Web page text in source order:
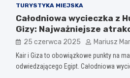
TURYSTYKA MIEJSKA
Całodniowa wycieczka z
Gizy: Najważniejsze
25 czerwca 2025 Mariusz
Kair i Giza to obowiązkowe punkty na
odwiedzającego Egipt. Całodniowa